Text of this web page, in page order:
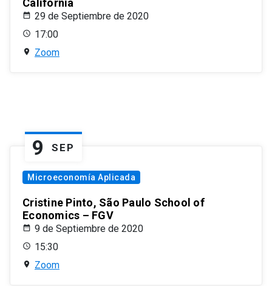
California
29 de Septiembre de 2020
17:00
Zoom
9 SEP
Microeconomía Aplicada
Cristine Pinto, São Paulo School of
Economics – FGV
9 de Septiembre de 2020
15:30
Zoom